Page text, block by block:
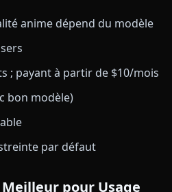
anime dépend du modèle
; payant à partir de $10/mois
bon modèle)
par défaut
pour Usage